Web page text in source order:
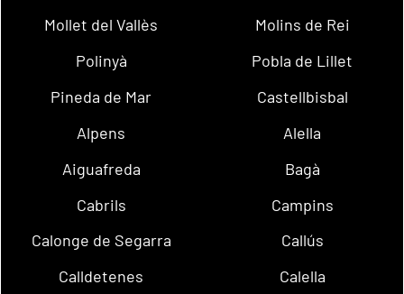
Mollet del Vallès
Molins de Rei
Polinyà
Pobla de Lillet
Pineda de Mar
Castellbisbal
Alpens
Alella
Aiguafreda
Bagà
Cabrils
Campins
Calonge de Segarra
Callús
Calldetenes
Calella